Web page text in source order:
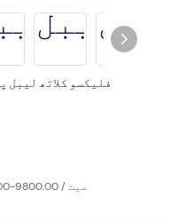
USD 4500.00-9800.00 / سیٹ